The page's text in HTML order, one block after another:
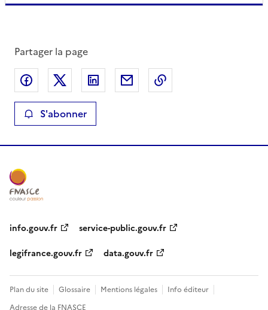
Partager la page
Partager sur Facebook
Partager sur XPartager sur LinkedIn
Partager par email
S'abonner
info.gouv.fr
service-public.gouv.fr
legifrance.gouv.fr
data.gouv.fr
Plan du site Glossaire Mentions légales
Info éditeur
Adresse de la FNASCE